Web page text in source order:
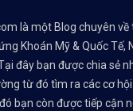
là một Blog chuyên
Khoán Mỹ & Quốc Tế,
đây bạn được chia sẻ
từ đó tìm ra các cơ
bạn còn được tiếp cận